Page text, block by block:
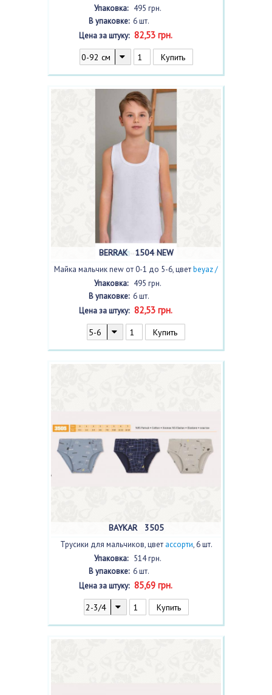
beyaz /белый/, 6 шт.
Упаковка: 495 грн.
В упаковке:6 шт.
Цена за штуку:82,53 грн.
BERRAK 1504 NEW
Майка мальчик new от 0-1 до 5-6, цветbeyaz /
белый/, 6 шт.
Упаковка: 495 грн.
В упаковке:6 шт.
Цена за штуку:82,53 грн.
BAYKAR 3505
Трусики для мальчиков, цвет ассорти, 6 шт.
Упаковка: 514 грн.
В упаковке:6 шт.
Цена за штуку:85,69 грн.